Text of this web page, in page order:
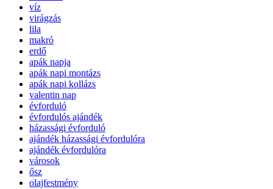
víz
virágzás
lila
makró
erdő
apák napja
apák napi montázs
apák napi kollázs
valentin nap
évforduló
évfordulós ajándék
házassági évforduló
ajándék házassági évfordulóra
ajándék évfordulóra
városok
ősz
olajfestmény